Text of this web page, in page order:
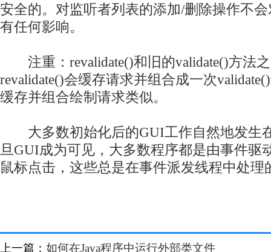
安全的。对监听者列表的添加/删除操作不
有任何影响。
注重：revalidate()和旧的validate()方法
revalidate()会缓存请求并组合成一次
缓存并组合绘制请求类似。
大多数初始化后的GUI工作自然地发生
旦GUI成为可见，大多数程序都是由事件驱
鼠标点击，这些总是在事件派发线程中处理
上一篇： 如何在Java程序中运行外部类文件